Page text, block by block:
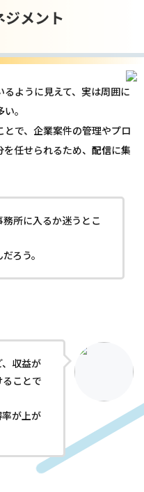
ジメント
ように見えて、実は周囲に
。
で、企業案件の管理やプロ
任せられるため、 配信に集
所に入るか迷うとこ
ろう。
収益が
ことで
が上が